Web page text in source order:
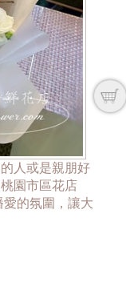
人或是親朋好
園市區花店
的氛圍，讓大